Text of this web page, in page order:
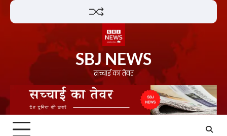
Skip
SBJ NEWS
सच्चाई का तेवर